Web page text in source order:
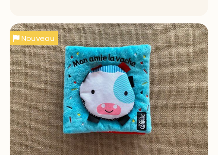
Nouveau